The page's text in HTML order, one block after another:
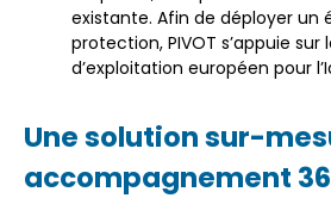
existante. Afin de déployer un
protection, PIVOT s’appuie
d’exploitation européen pour
Une solution sur-
accompagnement